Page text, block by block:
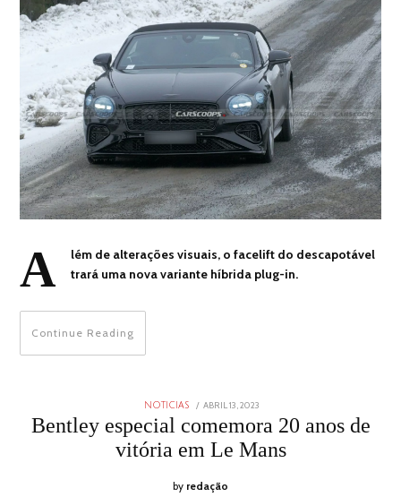
A
lém de alterações visuais, o facelift do descapotável
trará uma nova variante híbrida plug-in.
Continue Reading
NOTICIAS
POSTED
ABRIL 13, 2023
2023
Bentley especial comemora 20 anos de
vitória em Le Mans
by redação